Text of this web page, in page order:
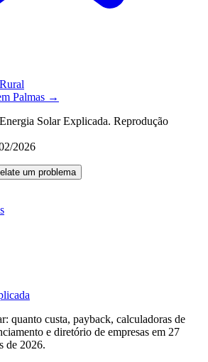
Rural
Palmas →
Solar Explicada. Reprodução
2026
um problema
quanto custa, payback, calculadoras de
e diretório de empresas em 27
de 2026.